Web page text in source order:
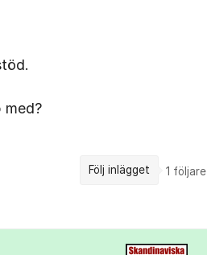
med?
Följ inlägget 1 följare